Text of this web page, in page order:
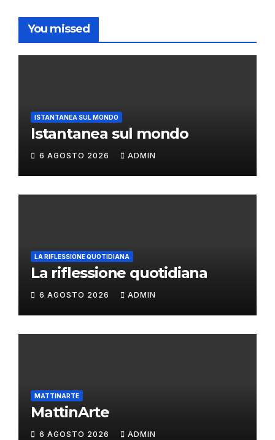
You missed
ISTANTANEA SUL MONDO
Istantanea sul mondo
6 AGOSTO 2026 ADMIN
LA RIFLESSIONE QUOTIDIANA
La riflessione quotidiana
6 AGOSTO 2026 ADMIN
MATTINARTE
MattinArte
6 AGOSTO 2026 ADMIN